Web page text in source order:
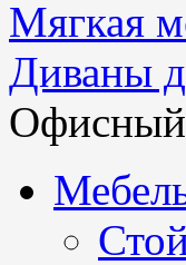
Мягкая
Диваны